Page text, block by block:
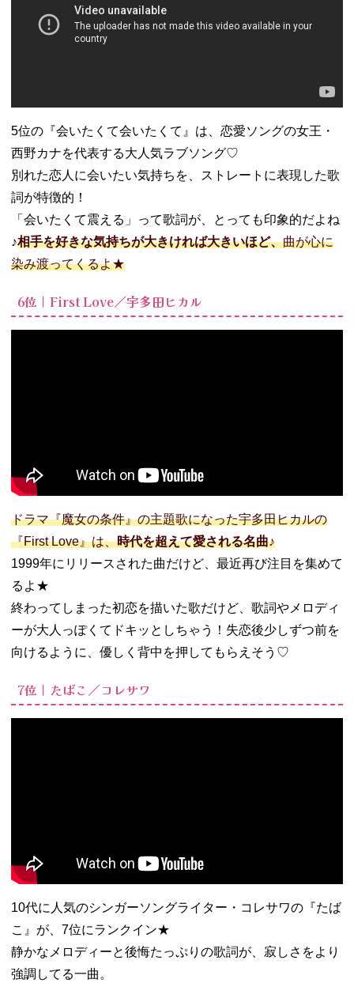
橋優
− ラブソン
／ねぐせ。
− 愛の波／
んぴつ
− シーグラ
ス／Saucy
Dog
− 好きにさ
せたくせに
／あれくん
／
里
− オレンジ
／SMAP
04. 失恋したとき
は共感できる失
て思いっきり泣
いちゃおう！
5位の『会いたくて会いたくて』は、恋愛ソングの女王・
西野カナを代表する大人気ラブソング♡
別れた恋人に会いたい気持ちを、ストレートに表現した歌
詞が特徴的！
「会いたくて震える」って歌詞が、とっても印象的だよね
♪相手を好きな気持ちが大きければ大きいほど、曲が心に
染み渡ってくるよ★
6位｜First Love／宇多田ヒカル
ドラマ『魔女の条件』の主題歌になった宇多田ヒカルの
『First Love』は、時代を超えて愛される名曲♪
1999年にリリースされた曲だけど、最近再び注目を集めて
るよ★
終わってしまった初恋を描いた歌だけど、歌詞やメロディ
ーが大人っぽくてドキッとしちゃう！失恋後少しずつ前を
向けるように、優しく背中を押してもらえそう♡
7位｜たばこ／コレサワ
10代に人気のシンガーソングライター・コレサワの『たば
こ』が、7位にランクイン★
静かなメロディーと後悔たっぷりの歌詞が、寂しさをより
強調してる一曲。